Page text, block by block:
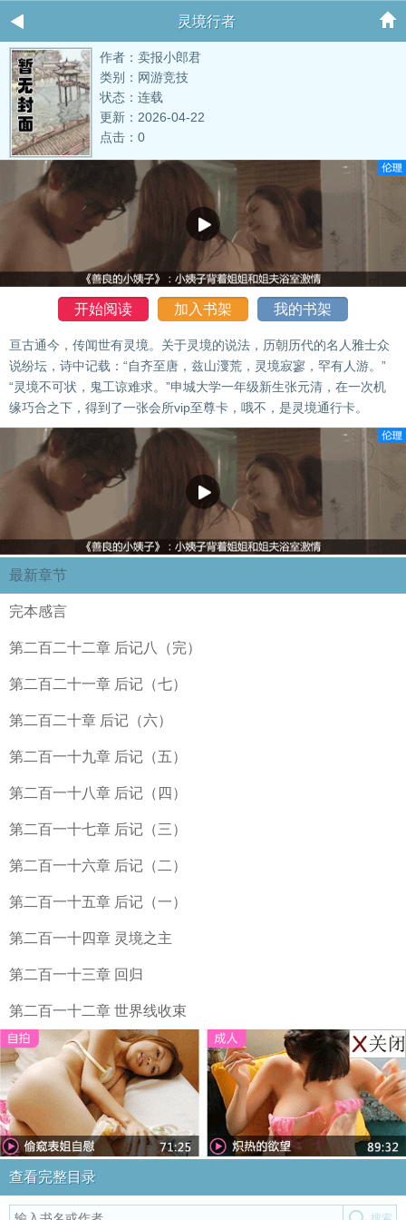
灵境行者
作者：卖报小郎君
类别：网游竞技
状态：连载
更新：2026-04-22
点击：0
开始阅读 加入书架 我的书架
亘古通今，传闻世有灵境。关于灵境的说法，历朝历代的名人雅士众
说纷坛，诗中记载：“自齐至唐，兹山濅荒，灵境寂寥，罕有人游。”
“灵境不可状，鬼工谅难求。”申城大学一年级新生张元清，在一次机
缘巧合之下，得到了一张会所vip至尊卡，哦不，是灵境通行卡。
最新章节
完本感言
第二百二十二章 后记八（完）
第二百二十一章 后记（七）
第二百二十章 后记（六）
第二百一十九章 后记（五）
第二百一十八章 后记（四）
第二百一十七章 后记（三）
第二百一十六章 后记（二）
第二百一十五章 后记（一）
第二百一十四章 灵境之主
第二百一十三章 回归
第二百一十二章 世界线收束
查看完整目录